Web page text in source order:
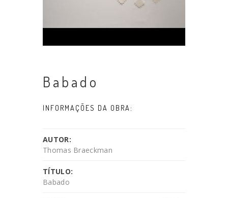
Babado
INFORMAÇÕES DA OBRA:
AUTOR:
Thomas Braeckman
TÍTULO:
Babado